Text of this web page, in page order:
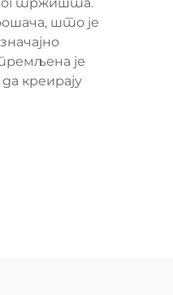
што је
је
креирају